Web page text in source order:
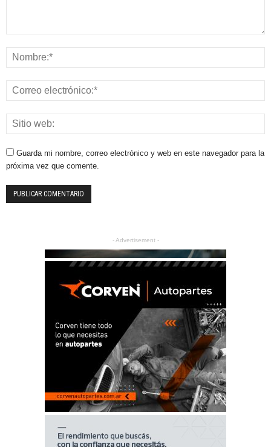
Guarda mi nombre, correo electrónico y web en este navegador para la
próxima vez que comente.
- Advertisement -